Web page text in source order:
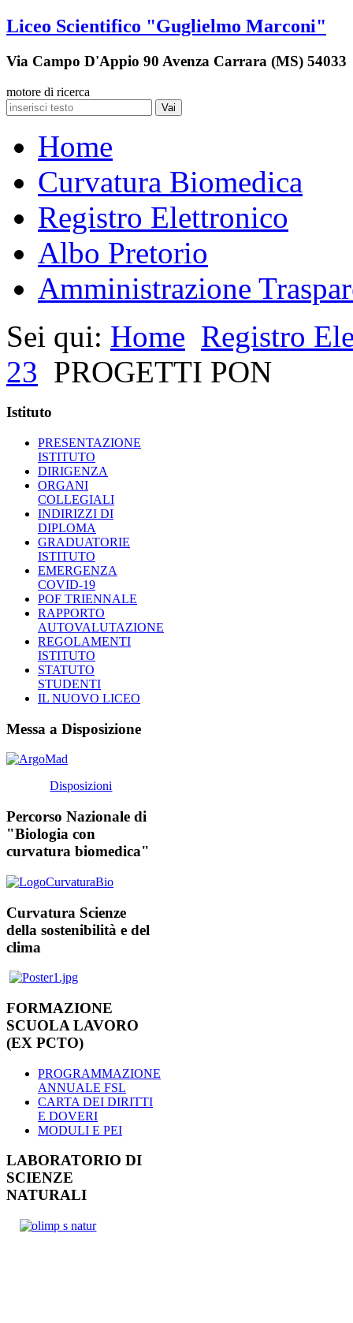
Liceo Scientifico "Guglielmo Marconi"
Via Campo D'Appio 90 Avenza Carrara (MS) 54033
motore di ricerca
Vai
Home
Curvatura Biomedica
Registro Elettronico
Albo Pretorio
Amministrazione
Sei qui: Home Registro
23 PROGETTI PON
Istituto
PRESENTAZIONE
ISTITUTO
DIRIGENZA
ORGANI
COLLEGIALI
INDIRIZZI DI
DIPLOMA
GRADUATORIE
ISTITUTO
EMERGENZA
COVID-19
POF TRIENNALE
RAPPORTO
AUTOVALUTAZIONE
REGOLAMENTI
ISTITUTO
STATUTO
STUDENTI
IL NUOVO LICEO
Messa a Disposizione
Disposizioni
Percorso Nazionale di
"Biologia con
curvatura biomedica"
Curvatura Scienze
della sostenibilità e del
clima
FORMAZIONE
SCUOLA LAVORO
(EX PCTO)
PROGRAMMAZIONE
ANNUALE FSL
CARTA DEI DIRITTI
E DOVERI
MODULI E PEI
LABORATORIO DI
SCIENZE
NATURALI